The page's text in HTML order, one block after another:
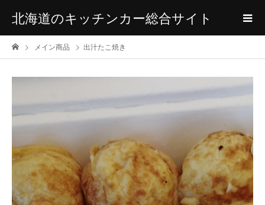
北海道のキッチンカー総合サイト
メイン商品 出汁たこ焼き